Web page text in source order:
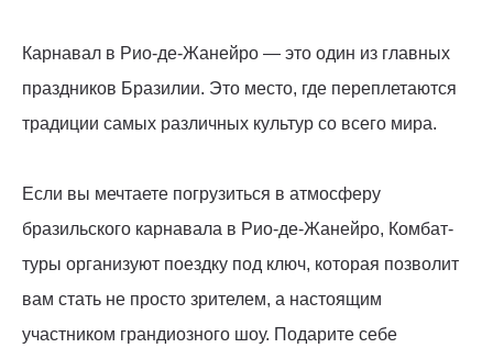
Карнавал в Рио-де-Жанейро — это один из главных
праздников Бразилии. Это место, где переплетаются
традиции самых различных культур со всего мира.
Если вы мечтаете погрузиться в атмосферу
бразильского карнавала в Рио-де-Жанейро, Комбат-
туры организуют поездку под ключ, которая позволит
вам стать не просто зрителем, а настоящим
участником грандиозного шоу. Подарите себе